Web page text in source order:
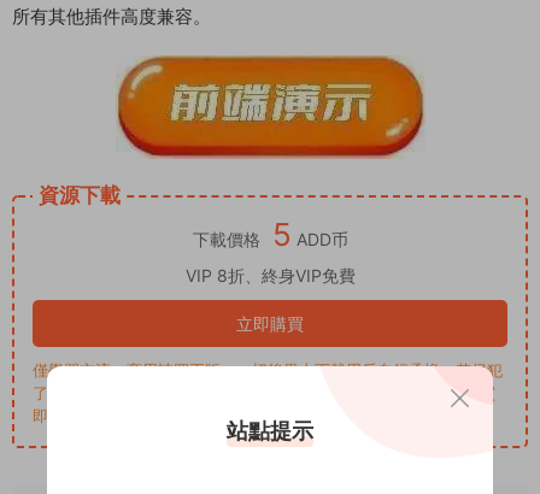
所有其他插件高度兼容。
資源下載
下載價格 5 ADD币
VIP 8折、終身VIP免費
立即購買
僅學習交流，商用請買正版，一切後果由下載用戶自行承擔。若侵犯
了您的權益，請來信通知Email: support@addprofans.com。購買
即默認同意
站點提示